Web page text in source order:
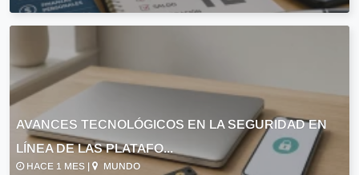
AVANCES TECNOLÓGICOS EN LA SEGURIDAD EN
LÍNEA DE LAS PLATAFO...
HACE 1 MES | MUNDO